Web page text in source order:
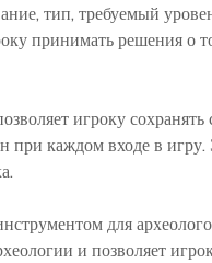
тип, требуемый
принимать решения о
игроку
при каждом входе в
для
и позволяет